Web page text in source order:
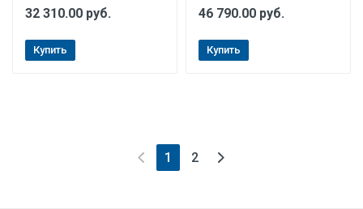
32 310.00 руб.
Купить
46 790.00 руб.
Купить
1 (current)
2